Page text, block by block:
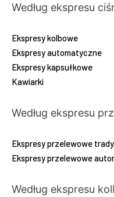
Według ekspresu
Ekspresy kolbowe
Ekspresy automatyczne
Ekspresy kapsułkowe
Kawiarki
Według ekspresu
Ekspresy przelewowe
Ekspresy przelewowe
Według ekspresu